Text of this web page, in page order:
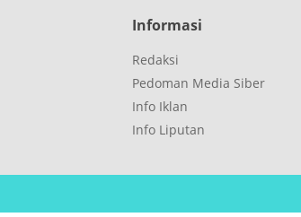
Informasi
Redaksi
Pedoman Media Siber
Info Iklan
Info Liputan